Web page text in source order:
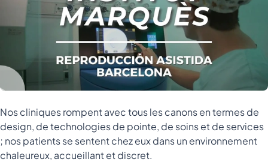
Nos cliniques rompent avec tous les canons en termes de
design, de technologies de pointe, de soins et de services
; nos patients se sentent chez eux dans un environnement
chaleureux, accueillant et discret.